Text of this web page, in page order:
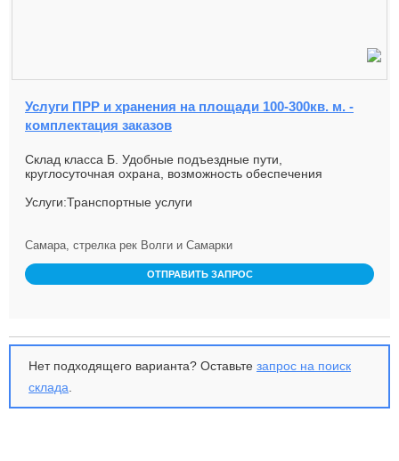
Услуги ПРР и хранения на площади 100-300кв. м. -
комплектация заказов
Склад класса Б. Удобные подъездные пути,
круглосуточная охрана, возможность обеспечения
Услуги:Транспортные услуги
Самара, стрелка рек Волги и Самарки
ОТПРАВИТЬ ЗАПРОС
Нет подходящего варианта? Оставьте запрос на поиск
склада